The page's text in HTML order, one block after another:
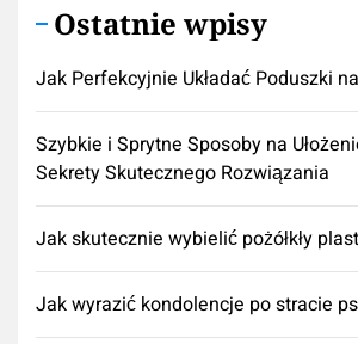
Ostatnie wpisy
Jak Perfekcyjnie Układać Poduszki
Szybkie i Sprytne Sposoby na
Sekrety Skutecznego Rozwiązania
Jak skutecznie wybielić pożółkły
Jak wyrazić kondolencje po stracie